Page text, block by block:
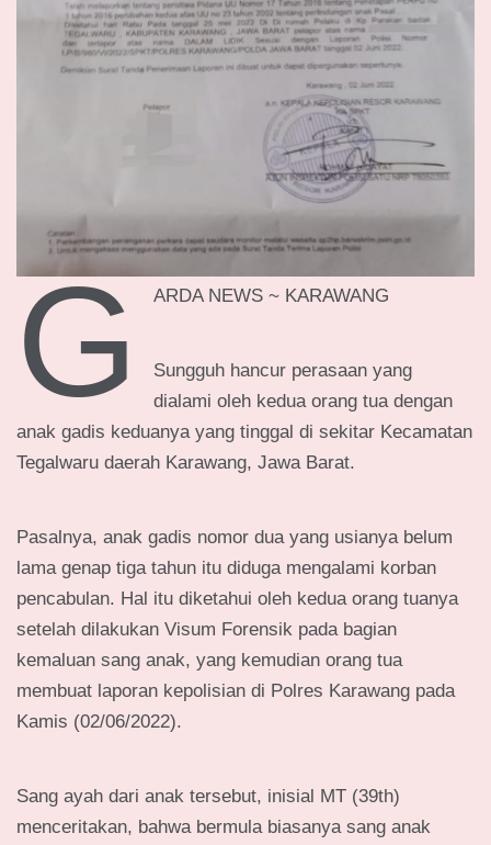
G ARDA NEWS ~ KARAWANG
Sungguh hancur perasaan yang
dialami oleh kedua orang tua dengan
anak gadis keduanya yang tinggal di sekitar Kecamatan
Tegalwaru daerah Karawang, Jawa Barat.
Pasalnya, anak gadis nomor dua yang usianya belum
lama genap tiga tahun itu diduga mengalami korban
pencabulan. Hal itu diketahui oleh kedua orang tuanya
setelah dilakukan Visum Forensik pada bagian
kemaluan sang anak, yang kemudian orang tua
membuat laporan kepolisian di Polres Karawang pada
Kamis (02/06/2022).
Sang ayah dari anak tersebut, inisial MT (39th)
menceritakan, bahwa bermula biasanya sang anak